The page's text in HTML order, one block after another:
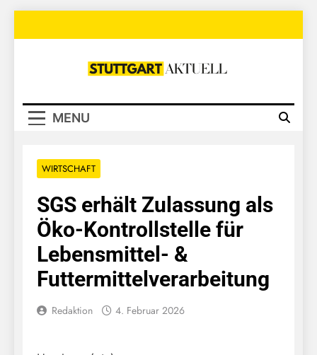
Stuttgart
MENU
WIRTSCHAFT
SGS erhält Zulassung als
Öko-Kontrollstelle für
Lebensmittel- &
Futtermittelverarbeitung
Redaktion 4. Februar 2026